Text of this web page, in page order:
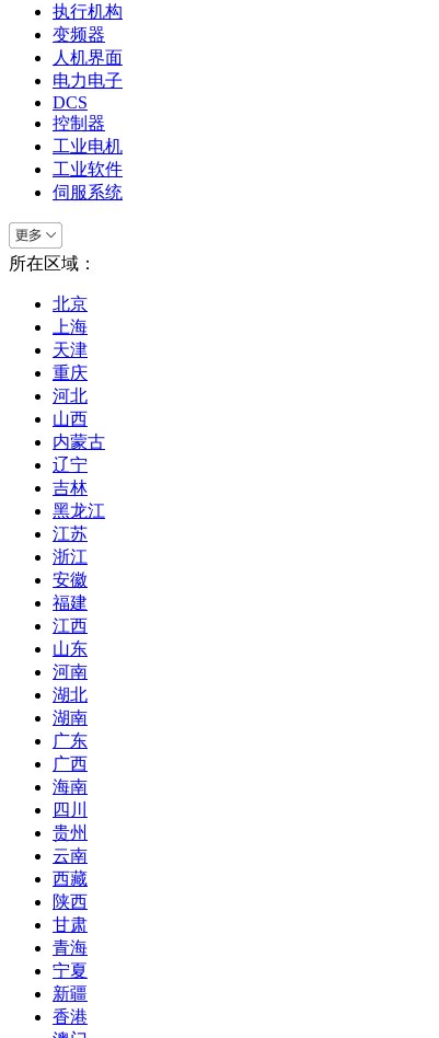
执行机构
变频器
人机界面
电力电子
DCS
控制器
工业电机
工业软件
伺服系统
所在区域：
北京
上海
天津
重庆
河北
山西
内蒙古
辽宁
吉林
黑龙江
江苏
浙江
安徽
福建
江西
山东
河南
湖北
湖南
广东
广西
海南
四川
贵州
云南
西藏
陕西
甘肃
青海
宁夏
新疆
香港